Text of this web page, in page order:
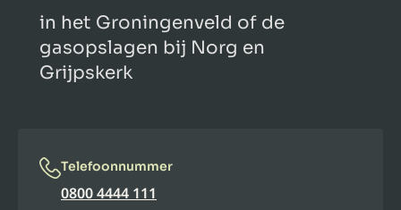
in het Groningenveld of de
gasopslagen bij Norg en
Grijpskerk
Telefoonnummer
0800 4444 111